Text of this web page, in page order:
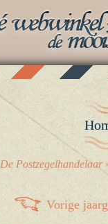
Vorige
De Postzegelhandelaar